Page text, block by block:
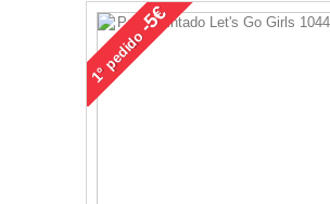
1°
pedido
-5€